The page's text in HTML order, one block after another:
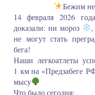
Бежим
14 февраля 2026
доказали: ни мороз
не могут стать
бега!
Наши легкоатлеты
1 км на «Предзабеге
мысу
Что было сегодня: